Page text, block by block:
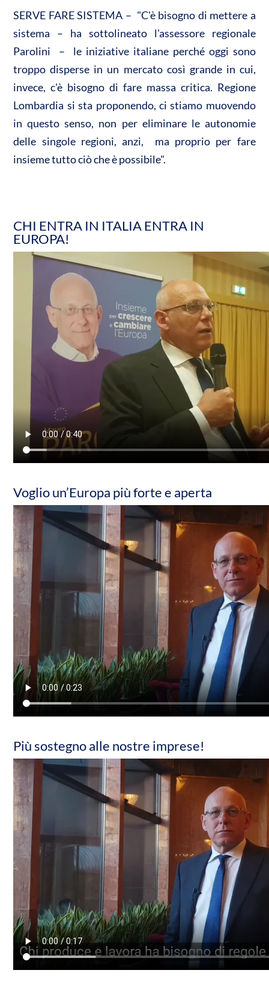
SERVE FARE SISTEMA – "C'è bisogno di mettere a
sistema – ha sottolineato l'assessore regionale
Parolini – le iniziative italiane perché oggi sono
troppo disperse in un mercato così grande in cui,
invece, c'è bisogno di fare massa critica. Regione
Lombardia si sta proponendo, ci stiamo muovendo
in questo senso, non per eliminare le autonomie
delle singole regioni, anzi, ma proprio per fare
insieme tutto ciò che è possibile".
CHI ENTRA IN ITALIA ENTRA IN
EUROPA!
Voglio un’Europa più forte e aperta
Più sostegno alle nostre imprese!